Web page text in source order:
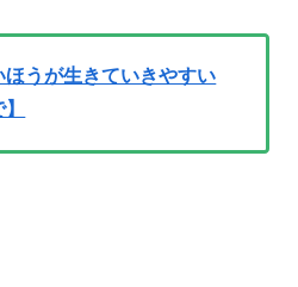
うが生きていきやすい